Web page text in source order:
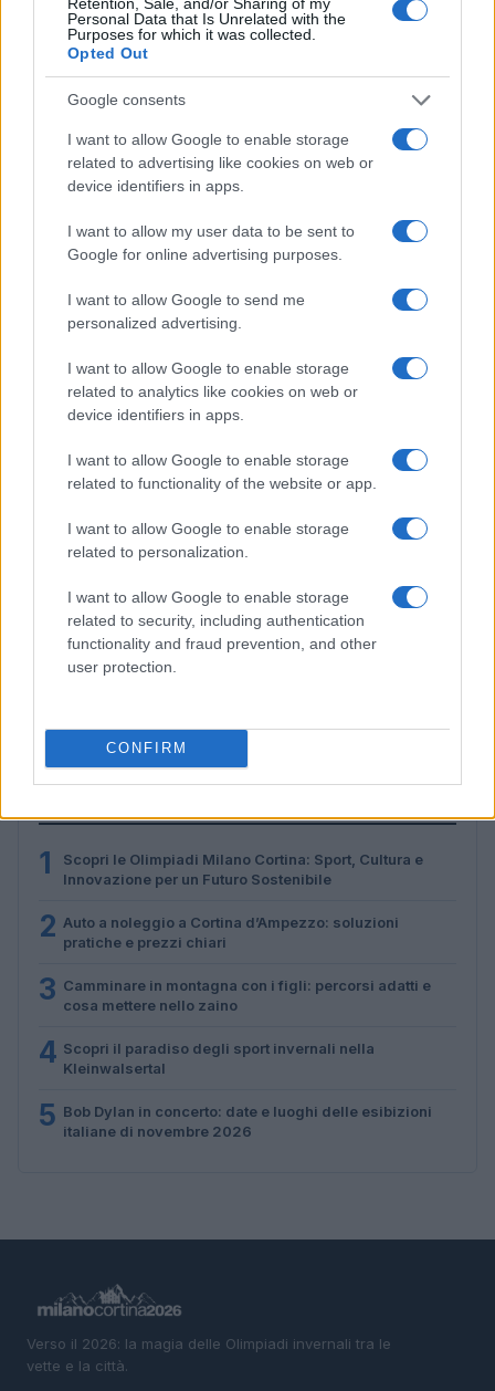
Personal Data that Is Unrelated with the
Purposes for which it was collected.
Opted Out
Google consents
I want to allow Google to enable storage
related to advertising like cookies on web or
device identifiers in apps.
I want to allow my user data to be sent to
Google for online advertising purposes.
I want to allow Google to send me
personalized advertising.
I want to allow Google to enable storage
related to analytics like cookies on web or
device identifiers in apps.
I want to allow Google to enable storage
related to functionality of the website or app.
I want to allow Google to enable storage
related to personalization.
I want to allow Google to enable storage
related to security, including authentication
functionality and fraud prevention, and other
user protection.
CONFIRM
Bocciature scolastiche: i casi giudiziari che hanno
NEWS
Disastri climatici 2026: incendi, alluvioni e caldo
1
Scopri le Olimpiadi Milano Cortina: Sport, Cultura e
Innovazione per un Futuro Sostenibile
2 Auto a noleggio a Cortina d’Ampezzo: soluzioni
pratiche e prezzi chiari
3 Camminare in montagna con i figli: percorsi adatti e
cosa mettere nello zaino
4 Scopri il paradiso degli sport invernali nella
Kleinwalsertal
5 Bob Dylan in concerto: date e luoghi delle esibizioni
italiane di novembre 2026
Verso il 2026: la magia delle Olimpiadi invernali tra le
vette e la città.